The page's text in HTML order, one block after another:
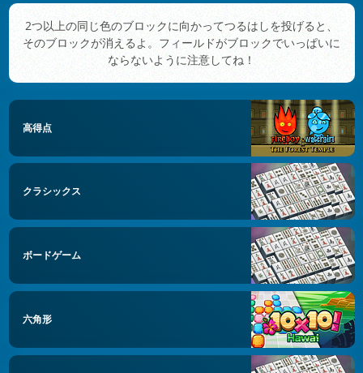
2つ以上の同じ色のブロックに向かってつるはしを投げると、
そのブロックが消えるよ。フィールドがブロックでいっぱいに
ならないように注意してね！
高得点
クラシックス
ボードゲーム
六角形